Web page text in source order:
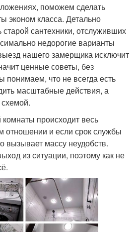
поможем сделать
эконом класса. Детально
сантехники, отслуживших
недорогие варианты
нашего замерщика исключит
ценные советы, без
понимаем, что не всегда есть
масштабные действия, а
происходит весь
отношении и если срок службы
вызывает массу неудобств.
из ситуации, поэтому как не